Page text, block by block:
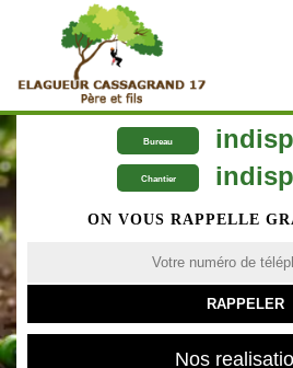
Bureau
Chantier
ON VOUS RAPPELLE
Nos